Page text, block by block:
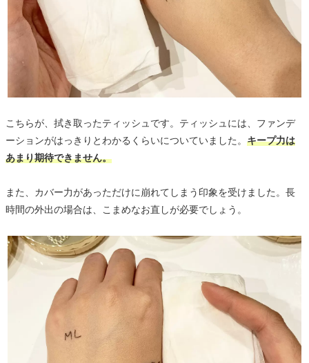
こちらが、拭き取ったティッシュです。ティッシュには、ファンデ
ーションがはっきりとわかるくらいについていました。 キープ力は
あまり期待できません。
また、カバー力があっただけに崩れてしまう印象を受けました。長
時間の外出の場合は、こまめなお直しが必要でしょう。